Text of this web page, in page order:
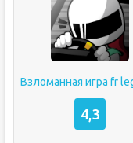
Взломанная игра fr
4,3